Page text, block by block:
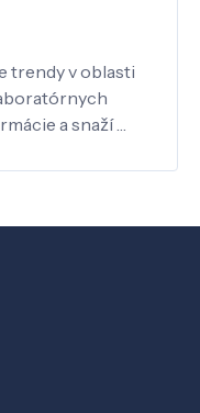
trendy v oblasti
a snaží …